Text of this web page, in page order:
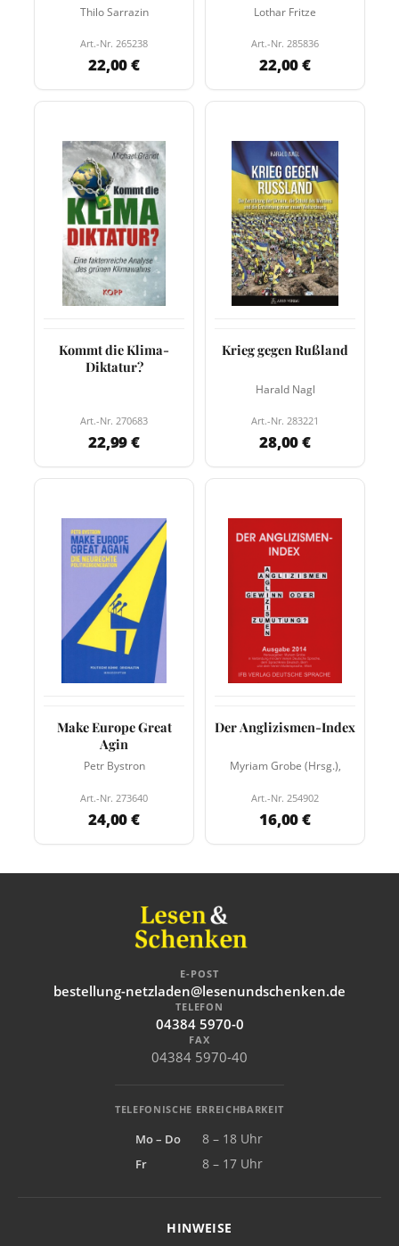
Thilo Sarrazin
Art.-Nr. 265238
22,00 €
Lothar Fritze
Art.-Nr. 285836
22,00 €
Kommt die Klima-
Diktatur?
Art.-Nr. 270683
22,99 €
Krieg gegen Rußland
Harald Nagl
Art.-Nr. 283221
28,00 €
Make Europe Great
Agin
Petr Bystron
Art.-Nr. 273640
24,00 €
Der Anglizismen-Index
Myriam Grobe (Hrsg.),
Art.-Nr. 254902
16,00 €
E-POST
bestellung-netzladen@lesenundschenken.de
TELEFON
04384 5970-0
FAX
04384 5970-40
TELEFONISCHE ERREICHBARKEIT
Mo – Do
8 – 18 Uhr
Fr
8 – 17 Uhr
HINWEISE